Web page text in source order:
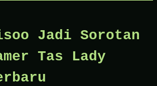
Jadi Sorotan
Tas Lady